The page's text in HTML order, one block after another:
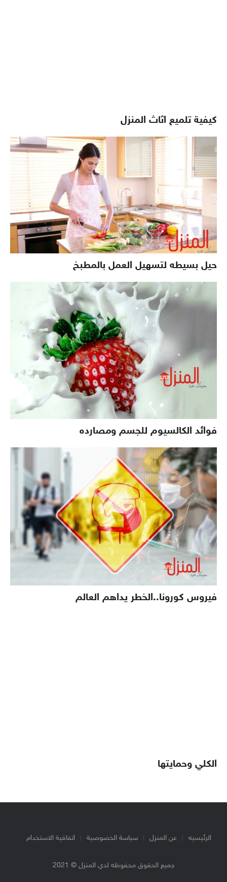
كيفية تلميع اثاث المنزل
حيل بسيطه لتسهيل العمل بالمطبخ
فوائد الكالسيوم للجسم ومصارده
فيروس كورونا..الخطر يداهم العالم
الكلي وحمايتها
الرئيسيه عن المنزل سياسة الخصوصية اتفاقية الاستخدام
جميع الحقوق محفوظه لدي المنزل © 2021